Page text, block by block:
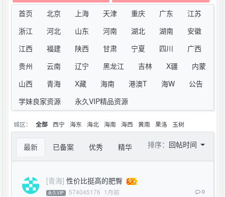
首页
北京 上海 天津 重庆 广东
江苏
浙江
河北 山东 河南 湖北 湖南
安徽
江西
福建 陕西 甘肃 宁夏 四川
广西
贵州
云南 辽宁 黑龙江 吉林 X疆
内蒙
山西
青海 X藏 海南 港澳T 海W
公告
学妹良家资源
永久VIP精品资源
城区： 全部 西宁 海东 海北 海南 海西 黄南 果洛 玉树
最新 已备案 优秀 精华 排序： 回帖时间
[青海] 性价比挺高的肥臀
永久VIP 574045176 1月前 0